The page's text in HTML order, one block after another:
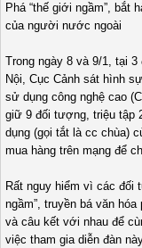
Phá “thế giới ngầm”, bắt
của người nước ngoài
Trong ngày 8 và 9/1, tại
Nội, Cục Cảnh sát hình
sử dụng công nghệ cao
giữ 9 đối tượng, triệu tập
dụng (gọi tắt là cc chùa)
mua hàng trên mạng để
Rất nguy hiểm vì các đối
ngầm”, truyền bá văn
và câu kết với nhau để
việc tham gia diễn đàn